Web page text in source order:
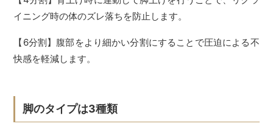
イニング時の体のズレ落ちを防止します。
【6分割】腹部をより細かい分割にすることで圧迫による不
快感を軽減します。
脚のタイプは3種類